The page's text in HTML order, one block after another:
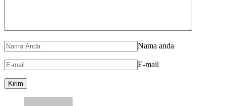
Nama anda
E-mail